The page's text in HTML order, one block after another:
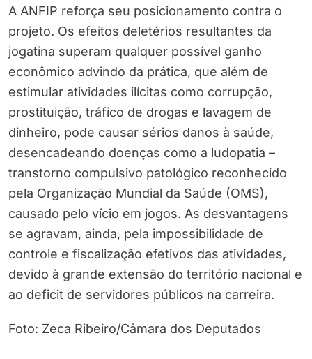
A ANFIP reforça seu posicionamento contra o
projeto. Os efeitos deletérios resultantes da
jogatina superam qualquer possível ganho
econômico advindo da prática, que além de
estimular atividades ilícitas como corrupção,
prostituição, tráfico de drogas e lavagem de
dinheiro, pode causar sérios danos à saúde,
desencadeando doenças como a ludopatia –
transtorno compulsivo patológico reconhecido
pela Organização Mundial da Saúde (OMS),
causado pelo vício em jogos. As desvantagens
se agravam, ainda, pela impossibilidade de
controle e fiscalização efetivos das atividades,
devido à grande extensão do território nacional e
ao deficit de servidores públicos na carreira.
Foto: Zeca Ribeiro/Câmara dos Deputados